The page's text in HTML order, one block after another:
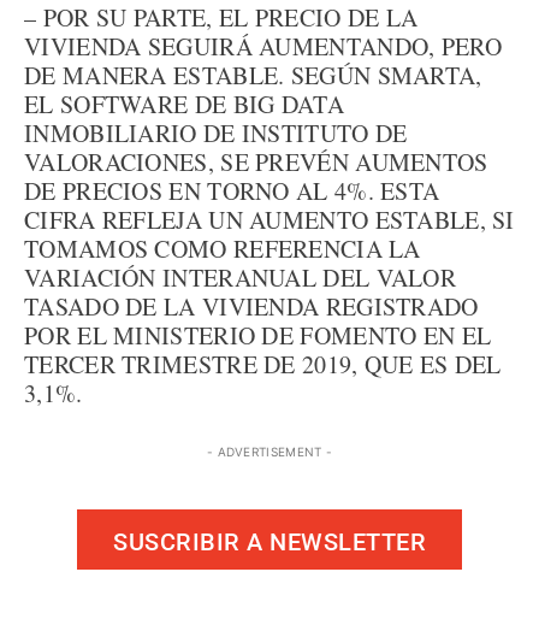
– POR SU PARTE, EL PRECIO DE LA
VIVIENDA SEGUIRÁ AUMENTANDO, PERO
DE MANERA ESTABLE. SEGÚN SMARTA,
EL SOFTWARE DE BIG DATA
INMOBILIARIO DE INSTITUTO DE
VALORACIONES, SE PREVÉN AUMENTOS
DE PRECIOS EN TORNO AL 4%. ESTA
CIFRA REFLEJA UN AUMENTO ESTABLE, SI
TOMAMOS COMO REFERENCIA LA
VARIACIÓN INTERANUAL DEL VALOR
TASADO DE LA VIVIENDA REGISTRADO
POR EL MINISTERIO DE FOMENTO EN EL
TERCER TRIMESTRE DE 2019, QUE ES DEL
3,1%.
- ADVERTISEMENT -
SUSCRIBIR A NEWSLETTER